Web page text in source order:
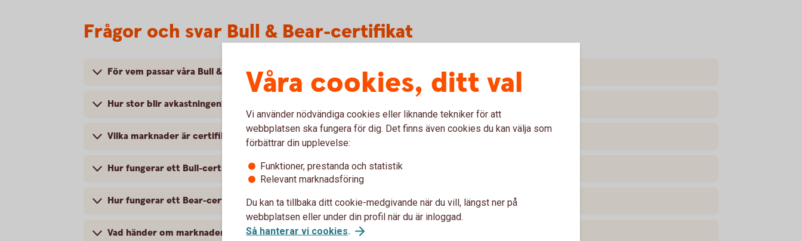
Frågor och svar Bull & Bear-certifikat
För vem passar våra Bull & Bear-certifikat?
Hur stor blir avkastningen?
Vilka marknader är certifikaten kopplade till?
Hur fungerar ett Bull-certifikat?
Hur fungerar ett Bear-certifikat?
Vad händer om marknaden rör sig i motsatt riktning mot min uppfattning?
Våra cookies, ditt val
Vi använder nödvändiga cookies eller liknande tekniker för att
webbplatsen ska fungera för dig. Det finns även cookies du kan välja som
förbättrar din upplevelse:
Funktioner, prestanda och statistik
Relevant marknadsföring
Du kan ta tillbaka ditt cookie-medgivande när du vill, längst ner på
webbplatsen eller under din profil när du är inloggad.
Så hanterar vi cookies.